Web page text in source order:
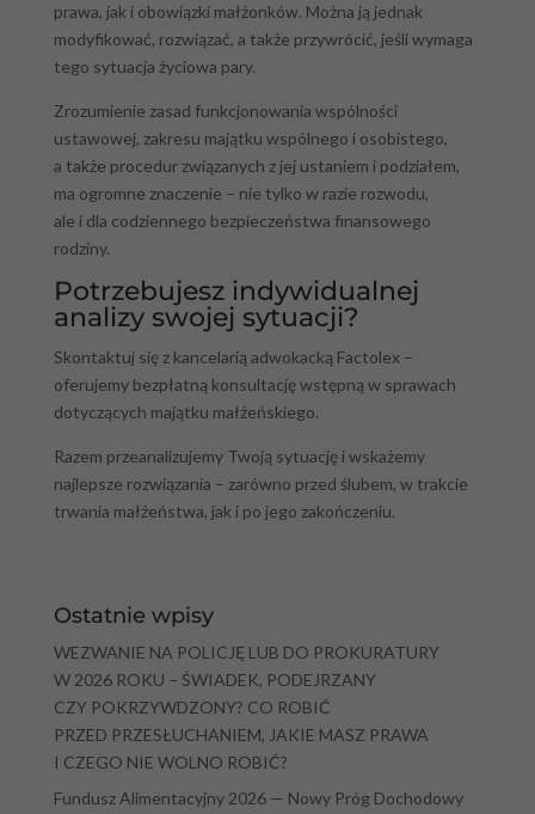
prawa, jak i obowiązki małżonków. Można ją jednak
modyfikować, rozwiązać, a także przywrócić, jeśli wymaga
tego sytuacja życiowa pary.
Zrozumienie zasad funkcjonowania wspólności
ustawowej, zakresu majątku wspólnego i osobistego,
a także procedur związanych z jej ustaniem i podziałem,
ma ogromne znaczenie – nie tylko w razie rozwodu,
ale i dla codziennego bezpieczeństwa finansowego
rodziny.
Potrzebujesz indywidualnej
analizy swojej sytuacji?
Skontaktuj się z kancelarią adwokacką Factolex –
oferujemy bezpłatną konsultację wstępną w sprawach
dotyczących majątku małżeńskiego.
Razem przeanalizujemy Twoją sytuację i wskażemy
najlepsze rozwiązania – zarówno przed ślubem, w trakcie
trwania małżeństwa, jak i po jego zakończeniu.
Ostatnie wpisy
WEZWANIE NA POLICJĘ LUB DO PROKURATURY
W 2026 ROKU – ŚWIADEK, PODEJRZANY
CZY POKRZYWDZONY? CO ROBIĆ
PRZED PRZESŁUCHANIEM, JAKIE MASZ PRAWA
I CZEGO NIE WOLNO ROBIĆ?
Fundusz Alimentacyjny 2026 — Nowy Próg Dochodowy